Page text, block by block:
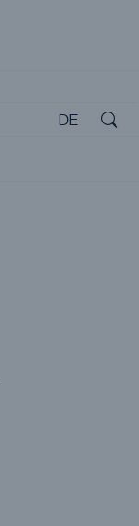
DE
Open